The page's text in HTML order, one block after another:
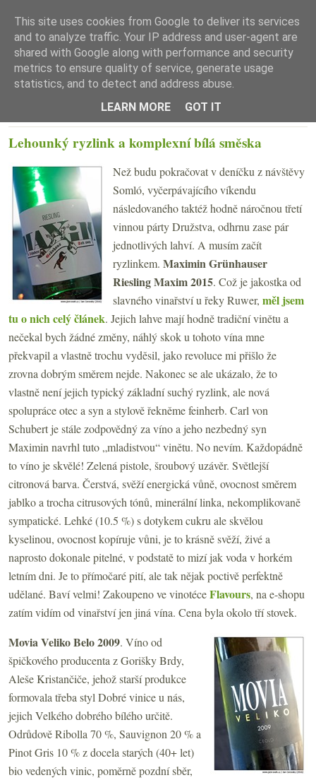
☰ Menu
Lehounký ryzlink a komplexní bílá směska
Než budu pokračovat v deníčku z návštěvy
Somló, vyčerpávajícího víkendu
následovaného taktéž hodně náročnou třetí
vinnou párty Družstva, odhrnu zase pár
jednotlivých lahví. A musím začít
ryzlinkem. Maximin Grünhauser
Riesling Maxim 2015. Což je jakostka od
slavného vinařství u řeky Ruwer, měl jsem
tu o nich celý článek. Jejich lahve mají hodně tradiční vinětu a
nečekal bych žádné změny, náhlý skok u tohoto vína mne
překvapil a vlastně trochu vyděsil, jako revoluce mi přišlo že
zrovna dobrým směrem nejde. Nakonec se ale ukázalo, že to
vlastně není jejich typický základní suchý ryzlink, ale nová
spolupráce otec a syn a stylově řekněme feinherb. Carl von
Schubert je stále zodpovědný za víno a jeho nezbedný syn
Maximin navrhl tuto „mladistvou“ vinětu. No nevím. Každopádně
to víno je skvělé! Zelená pistole, šroubový uzávěr. Světlejší
citronová barva. Čerstvá, svěží energická vůně, ovocnost směrem
jablko a trocha citrusových tónů, minerální linka, nekomplikovaně
sympatické. Lehké (10.5 %) s dotykem cukru ale skvělou
kyselinou, ovocnost kopíruje vůni, je to krásně svěží, živé a
naprosto dokonale pitelné, v podstatě to mizí jak voda v horkém
letním dni. Je to přímočaré pití, ale tak nějak poctivě perfektně
udělané. Baví velmi! Zakoupeno ve vinotéceFlavours, na e-shopu
zatím vidím od vinařství jen jiná vína. Cena byla okolo tří stovek.
Movia Veliko Belo 2009. Víno od
špičkového producenta z Gorišky Brdy,
Aleše Kristančiče, jehož starší produkce
formovala třeba styl Dobré vinice u nás,
jejich Velkého dobrého bílého určitě.
Odrůdově Ribolla 70 %, Sauvignon 20 % a
Pinot Gris 10 % z docela starých (40+ let)
bio vedených vinic, poměrně pozdní sběr,
This site uses cookies from Google to deliver its services
and to analyze traffic. Your IP address and user-agent are
shared with Google along with performance and security
metrics to ensure quality of service, generate usage
statistics, and to detect and address abuse.
LEARN MORE
GOT IT